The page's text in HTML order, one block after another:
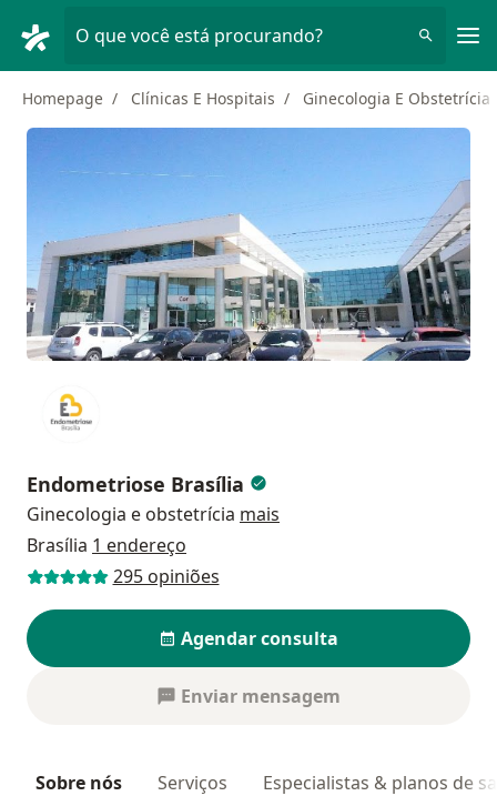
O que você está procurando?
Homepage Clínicas E Hospitais Ginecologia E Obstetrícia
Endometriose Brasília
Ginecologia e obstetrícia mais
Brasília 1 endereço
295 opiniões
Agendar consulta
Enviar mensagem
Sobre nós Serviços Especialistas & planos de